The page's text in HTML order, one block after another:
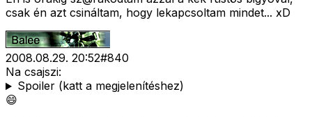
csak én azt csináltam, hogy lekapcsoltam mindet... xD
2008.08.29. 20:52#840
Na csajszi:
Spoiler (katt a megjelenítéshez)
😄